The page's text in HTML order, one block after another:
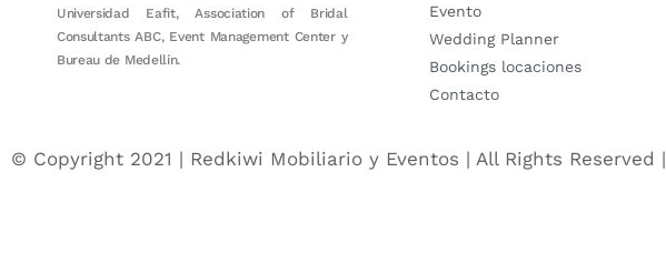
Universidad Eafit, Association of Bridal
Consultants ABC, Event Management Center y
Bureau de Medellín.
Evento
Wedding Planner
Bookings locaciones
Contacto
© Copyright 2021 | Redkiwi Mobiliario y Eventos | All Rights Reserved |